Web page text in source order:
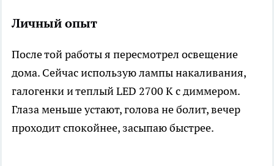
Личный опыт
После той работы я пересмотрел освещение
дома. Сейчас использую лампы накаливания,
галогенки и теплый LED 2700 K с диммером.
Глаза меньше устают, голова не болит, вечер
проходит спокойнее, засыпаю быстрее.